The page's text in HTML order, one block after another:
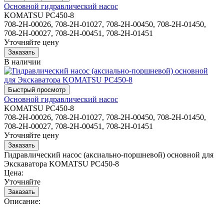
Основной гидравлический насос
KOMATSU PC450-8
708-2H-00026, 708-2H-01027, 708-2H-00450, 708-2H-01450,
708-2H-00027, 708-2H-00451, 708-2H-01451
Уточняйте цену
В наличии
Основной гидравлический насос
KOMATSU PC450-8
708-2H-00026, 708-2H-01027, 708-2H-00450, 708-2H-01450,
708-2H-00027, 708-2H-00451, 708-2H-01451
Уточняйте цену
Гидравлический насос (аксиально-поршневой) основной для
Экскаватора KOMATSU PC450-8
Цена:
Уточняйте
Описание: